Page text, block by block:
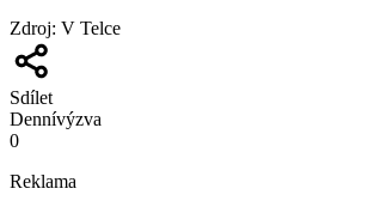
Zdroj: V Telce
Sdílet
Dennívýzva
0
Reklama